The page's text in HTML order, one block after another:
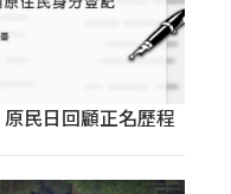
民日回顧正名歷程